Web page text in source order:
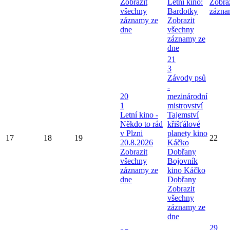
všechny
záznamy ze
dne
Bardotky
Zobrazit
všechny
záznamy ze
dne
17 18 19
20
1
Letní kino -
Někdo to rád
v Plzni
20.8.2026
Zobrazit
všechny
záznamy ze
dne
21
3
Závody psů
-
mezinárodní
mistrovství
Tajemství
křišťálové
planety kino
Káčko
Dobřany
Bojovník
kino Káčko
Dobřany
Zobrazit
všechny
záznamy ze
dne
22
29